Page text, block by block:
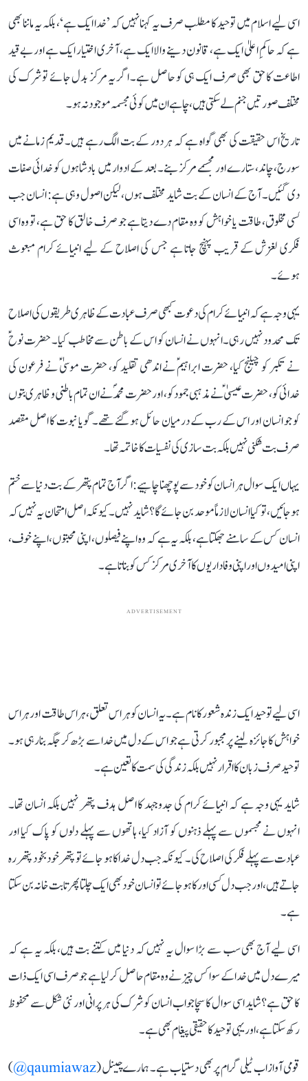
اسی لیے اسلام میں توحید کا مطلب صرف یہ کہنا نہیں کہ ’خدا ایک ہے‘، بلکہ یہ ماننا بھی
ہے کہ حاکمِ اعلیٰ ایک ہے، قانون دینے والا ایک ہے، آخری اختیار ایک ہے اور بے قید
اطاعت کا حق بھی صرف ایک ہی کو حاصل ہے۔ اگر یہ مرکز بدل جائے تو شرک کی
مختلف صورتیں جنم لے سکتی ہیں، چاہے ان میں کوئی مجسمہ موجود نہ ہو۔
تاریخ اس حقیقت کی بھی گواہ ہے کہ ہر دور کے بت الگ رہے ہیں۔ قدیم زمانے میں
سورج، چاند، ستارے اور مجسمے مرکز بنے۔ بعد کے ادوار میں بادشاہوں کو خدائی صفات
دی گئیں۔ آج کے انسان کے بت شاید مختلف ہوں، لیکن اصول وہی ہے: انسان جب
کسی مخلوق، طاقت یا خواہش کو وہ مقام دے دیتا ہے جو صرف خالق کا حق ہے، تو وہ اسی
فکری لغزش کے قریب پہنچ جاتا ہے جس کی اصلاح کے لیے انبیائے کرام مبعوث
ہوئے۔
یہی وجہ ہے کہ انبیائے کرام کی دعوت کبھی صرف عبادت کے ظاہری طریقوں کی اصلاح
تک محدود نہیں رہی۔ انہوں نے انسان کو اس کے باطن سے مخاطب کیا۔ حضرت نوحؑ
نے تکبر کو چیلنج کیا، حضرت ابراہیمؑ نے اندھی تقلید کو، حضرت موسیٰؑ نے فرعون کی
خدائی کو، حضرت عیسیٰؑ نے مذہبی جمود کو، اور حضرت محمدؐ نے ان تمام باطنی و ظاہری بتوں
کو جو انسان اور اس کے رب کے درمیان حائل ہو گئے تھے۔ گویا نبوت کا اصل مقصد
صرف بت شکنی نہیں بلکہ بت سازی کی نفسیات کا خاتمہ تھا۔
یہاں ایک سوال ہر انسان کو خود سے پوچھنا چاہیے: اگر آج تمام پتھر کے بت دنیا سے ختم
ہو جائیں، تو کیا انسان لازماً موحد بن جائے گا؟ شاید نہیں۔ کیونکہ اصل امتحان یہ نہیں کہ
انسان کس کے سامنے جھکتا ہے، بلکہ یہ ہے کہ وہ اپنے فیصلوں، اپنی محبتوں، اپنے خوف،
اپنی امیدوں اور اپنی وفاداریوں کا آخری مرکز کس کو بناتا ہے۔
ADVERTISEMENT
اسی لیے توحید ایک زندہ شعور کا نام ہے۔ یہ انسان کو ہر اس تعلق، ہر اس طاقت اور ہر اس
خواہش کا جائزہ لینے پر مجبور کرتی ہے جو اس کے دل میں خدا سے بڑھ کر جگہ بنا رہی ہو۔
توحید صرف زبان کا اقرار نہیں بلکہ زندگی کی سمت کا تعین ہے۔
شاید یہی وجہ ہے کہ انبیائے کرام کی جدوجہد کا اصل ہدف پتھر نہیں بلکہ انسان تھا۔
انہوں نے مجسموں سے پہلے ذہنوں کو آزاد کیا، ہاتھوں سے پہلے دلوں کو پاک کیا اور
عبادت سے پہلے فکر کی اصلاح کی۔ کیونکہ جب دل خدا کا ہو جائے تو پتھر خود بخود پتھر رہ
جاتے ہیں، اور جب دل کسی اور کا ہو جائے تو انسان خود بھی ایک چلتا پھرتا بت خانہ بن سکتا
ہے۔
اسی لیے آج بھی سب سے بڑا سوال یہ نہیں کہ دنیا میں کتنے بت ہیں، بلکہ یہ ہے کہ
میرے دل میں خدا کے سوا کس چیز نے وہ مقام حاصل کر لیا ہے جو صرف اسی ایک ذات
کا حق ہے؟ شاید اسی سوال کا سچا جواب انسان کو شرک کی ہر پرانی اور نئی شکل سے محفوظ
رکھ سکتا ہے، اور یہی توحید کا حقیقی پیغام بھی ہے۔
قومی آواز اب ٹیلی گرام پر بھی دستیاب ہے۔ ہمارے چینل (qaumiawaz@
)